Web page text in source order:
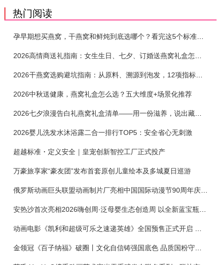
热门阅读
孕早期想买燕窝，干燕窝和鲜炖到底选哪个？看完这5个标准再下单
2026干燕窝选购避坑指南：从原料、溯源到泡发，12项指标判断靠谱燕窝
2026中秋送健康，燕窝礼盒怎么选？五大维度+场景化推荐
2026七夕浪漫告白礼燕窝礼盒清单——用一份滋养，说出藏在心底的爱
2026婴儿洗发水沐浴露二合一排行TOP5：安全省心无刺激
超越标准・定义安全｜皇宠创新智控工厂正式投产
万豪旅享家“豪友团”发布首套原创儿童绘本及多城夏日巡游
俄罗斯动画巨头联盟动画制片厂亮相中国国际动漫节90周年庆开启中国之旅新篇章
金领冠《百子纳福》破圈丨文化自信铸强国底色 品质国粉守护新生